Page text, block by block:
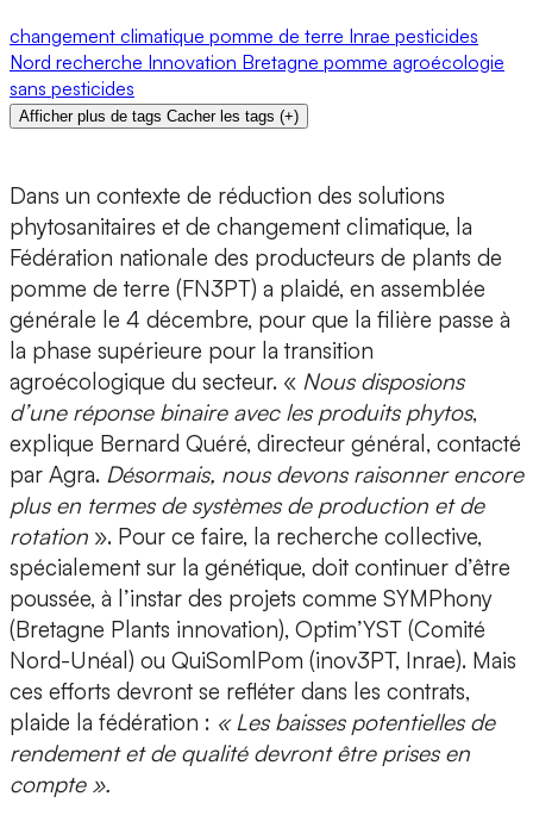
changement climatique pomme de terre Inrae pesticides
Nord recherche Innovation Bretagne pomme agroécologie
sans pesticides
Afficher plus de tags Cacher les tags (+)
Dans un contexte de réduction des solutions
phytosanitaires et de changement climatique, la
Fédération nationale des producteurs de plants de
pomme de terre (FN3PT) a plaidé, en assemblée
générale le 4 décembre, pour que la filière passe à
la phase supérieure pour la transition
agroécologique du secteur. « Nous disposions
d’une réponse binaire avec les produits phytos,
explique Bernard Quéré, directeur général, contacté
par Agra. Désormais, nous devons raisonner encore
plus en termes de systèmes de production et de
rotation ». Pour ce faire, la recherche collective,
spécialement sur la génétique, doit continuer d’être
poussée, à l’instar des projets comme SYMPhony
(Bretagne Plants innovation), Optim’YST (Comité
Nord-Unéal) ou QuiSomlPom (inov3PT, Inrae). Mais
ces efforts devront se refléter dans les contrats,
plaide la fédération : « Les baisses potentielles de
rendement et de qualité devront être prises en
compte ».